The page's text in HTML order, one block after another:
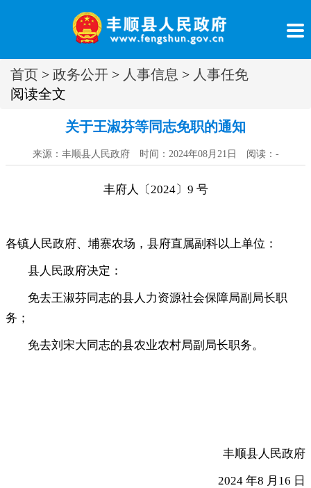
首页 > 政务公开 > 人事信息 > 人事任免
阅读全文
关于王淑芬等同志免职的通知
来源：丰顺县人民政府 时间：2024年08月21日 阅读： -
丰府人〔2024〕9 号
各镇人民政府、埔寨农场 ， 县府直属副科以上单位：
县人民政府决定：
免去王淑芬同志的县人力资源社会保障局副局长职
务 ；
免去刘宋大同志的县农业农村局副局长职务。
丰顺县人民政府
2024 年8 月16 日